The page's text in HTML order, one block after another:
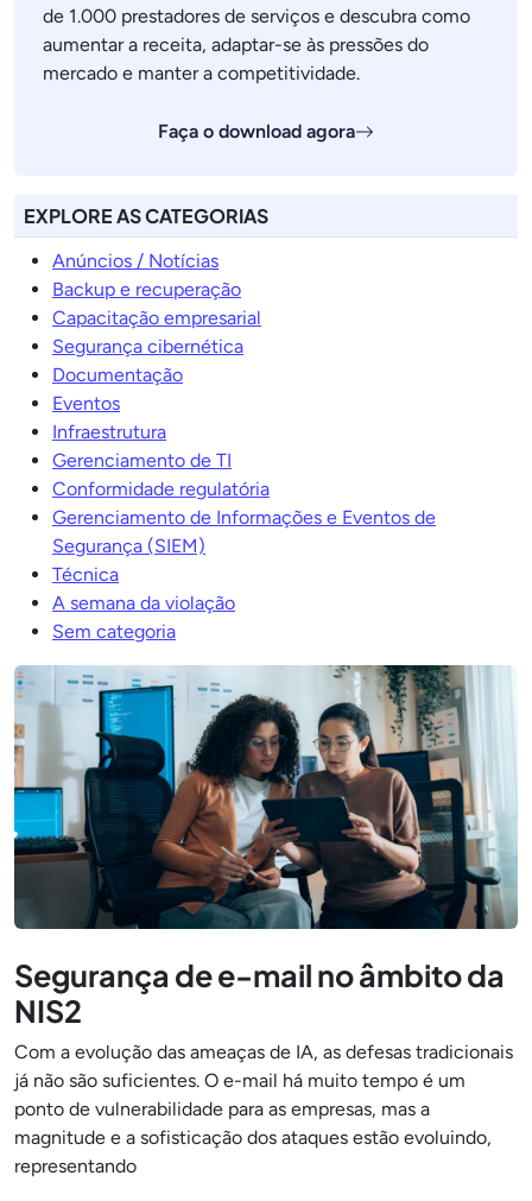
de 1.000 prestadores de serviços e descubra como
aumentar a receita, adaptar-se às pressões do
mercado e manter a competitividade.
Faça o download agora
EXPLORE AS CATEGORIAS
Anúncios / Notícias
Backup e recuperação
Capacitação empresarial
Segurança cibernética
Documentação
Eventos
Infraestrutura
Gerenciamento de TI
Conformidade regulatória
Gerenciamento de Informações e Eventos de
Segurança (SIEM)
Técnica
A semana da violação
Sem categoria
Segurança de e-mail no âmbito da
NIS2
Com a evolução das ameaças de IA, as defesas tradicionais
já não são suficientes. O e-mail há muito tempo é um
ponto de vulnerabilidade para as empresas, mas a
magnitude e a sofisticação dos ataques estão evoluindo,
representando